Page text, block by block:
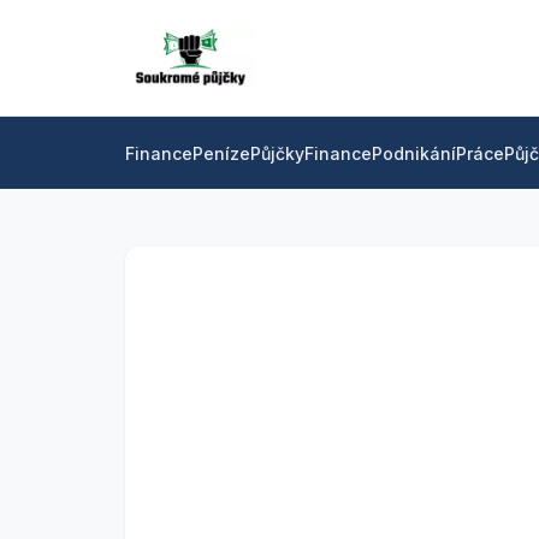
FinancePenízePůjčkyFinancePodnikáníPráce